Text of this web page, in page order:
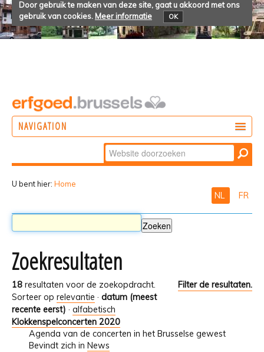
Door gebruik te maken van deze site, gaat u akkoord met ons
gebruik van cookies. Meer informatie OK
NAVIGATION
Zoek
Geavanceerd
U bent hier: Home
NL FR
Zoekresultaten
18 resultaten voor de zoekopdracht.
Filter de resultaten.
Sorteer op relevantie · datum (meest
recente eerst) · alfabetisch
Klokkenspelconcerten 2020
Agenda van de concerten in het Brusselse gewest
Bevindt zich in News